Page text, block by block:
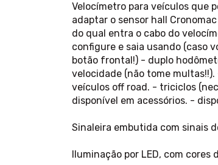
Velocímetro para veículos que
adaptar o sensor hall Cronomac
do qual entra o cabo do
configure e saia usando (caso
botão frontal!) - duplo
velocidade (não tome
veículos off road. - triciclos
disponível em acessórios. -
Sinaleira embutida com sinais
Iluminação por LED, com cores